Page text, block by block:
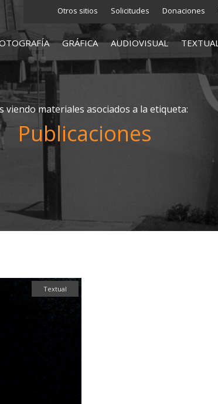
Otros sitios Solicitudes Donaciones
GRÁFICA AUDIOVISUAL
viendo materiales asociados a la etiqueta:
Publicaciones
Textual